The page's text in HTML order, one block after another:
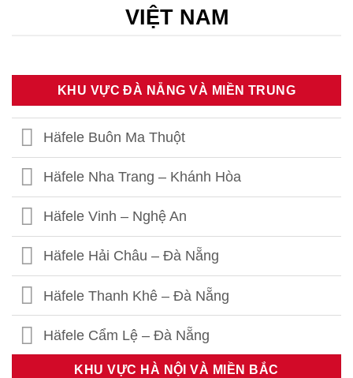
VIỆT NAM
KHU VỰC ĐÀ NẴNG VÀ MIỀN TRUNG
Häfele Buôn Ma Thuột
Häfele Nha Trang – Khánh Hòa
Häfele Vinh – Nghệ An
Häfele Hải Châu – Đà Nẵng
Häfele Thanh Khê – Đà Nẵng
Häfele Cẩm Lệ – Đà Nẵng
KHU VỰC HÀ NỘI VÀ MIỀN BẮC